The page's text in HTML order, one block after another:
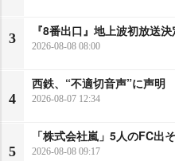
3
『8番出口』地上波初放送決
2026-08-08 08:00
4
西鉄、“不適切音声”に声明
2026-08-07 12:34
5
「株式会社嵐」5人のFC出
2026-08-08 09:17